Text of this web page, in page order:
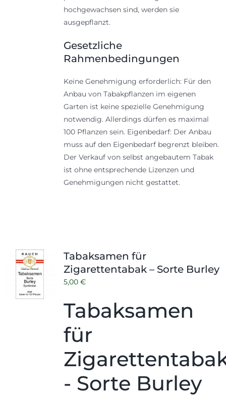
hochgewachsen sind, werden sie
ausgepflanzt.
Gesetzliche
Rahmenbedingungen
Keine Genehmigung erforderlich: Für den
Anbau von Tabakpflanzen im eigenen
Garten ist keine spezielle Genehmigung
notwendig. Allerdings dürfen es maximal
100 Pflanzen sein. Eigenbedarf: Der Anbau
muss auf den Eigenbedarf begrenzt bleiben.
Der Verkauf von selbst angebautem Tabak
ist ohne entsprechende Lizenzen und
Genehmigungen nicht gestattet.
Tabaksamen für
Zigarettentabak – Sorte Burley
5,00 €
Tabaksamen
für
- Sorte Burley